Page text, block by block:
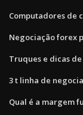
Computadores de
Negociação forex
Truques e dicas
3 t linha de
Qual é a margem